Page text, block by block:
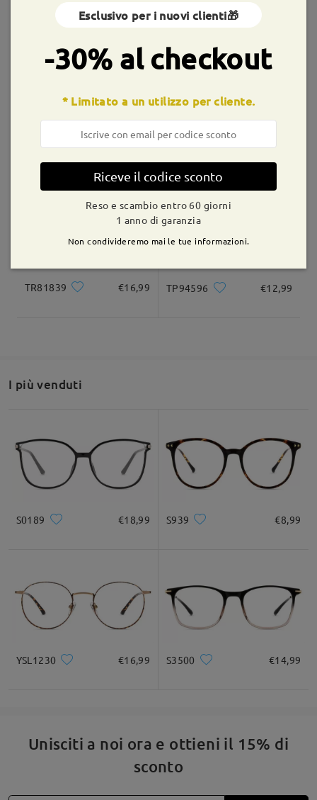
9-21 giorni lavorativi
dettagli
Consegnato
Montature simili
YSL5918M €14,99 AC13070 €20,99
TR81839 €16,99 TP94596 €12,99
I più venduti
S0189 €18,99 S939 €8,99
YSL1230 €16,99 S3500 €14,99
Unisciti a noi ora e ottieni il 15% di
sconto
Esclusivo per i nuovi clienti🎁
-30% al checkout
* Limitato a un utilizzo per cliente.
Riceve il codice sconto
Reso e scambio entro 60 giorni
1 anno di garanzia
Non condivideremo mai le tue informazioni.